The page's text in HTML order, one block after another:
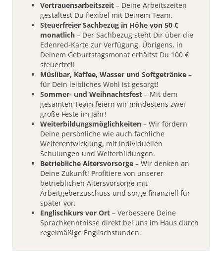
Vertrauensarbeitszeit – Deine Arbeitszeiten
gestaltest Du flexibel mit Deinem Team.
Steuerfreier Sachbezug in Höhe von 50 €
monatlich – Der Sachbezug steht Dir über die
Edenred-Karte zur Verfügung. Übrigens, in
Deinem Geburtstagsmonat erhältst Du 100 €
steuerfrei!
Müslibar, Kaffee, Wasser und Softgetränke –
für Dein leibliches Wohl ist gesorgt!
Sommer- und Weihnachtsfest – Mit dem
gesamten Team feiern wir mindestens zwei
große Feste im Jahr!
Weiterbildungsmöglichkeiten – Wir fördern
Deine persönliche wie auch fachliche
Weiterentwicklung, mit individuellen
Schulungen und Weiterbildungen.
Betriebliche Altersvorsorge – Wir denken an
Deine Zukunft! Profitiere von unserer
betrieblichen Altersvorsorge mit
Arbeitgeberzuschuss und sorge finanziell für
später vor.
Englischkurs vor Ort – Verbessere Deine
Sprachkenntnisse direkt bei uns im Haus durch
regelmäßige Englischstunden.